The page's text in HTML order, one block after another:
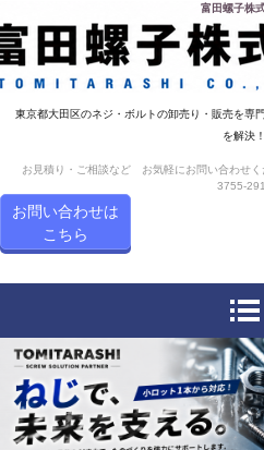
富田螺子株
東京都大田区のネジ・ボルトの卸売り・販売を専
を解決！
お見積り・ご相談など お気軽にお問い合わせ
3755-
お問い合わせは
こちら